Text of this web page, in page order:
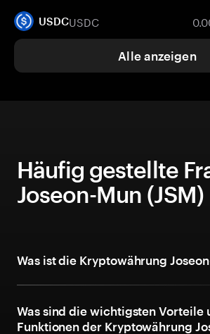
USDCUSDC
Alle anzeigen
Häufig gestellte
Joseon-Mun (JSM)
Was ist die Kryptowährung
Was sind die wichtigsten Vorteile
Funktionen der Kryptowährung